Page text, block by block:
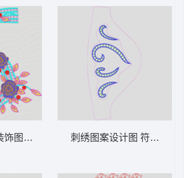
饰图案 水溶贴花领刺绣图案设计图 符号曲线